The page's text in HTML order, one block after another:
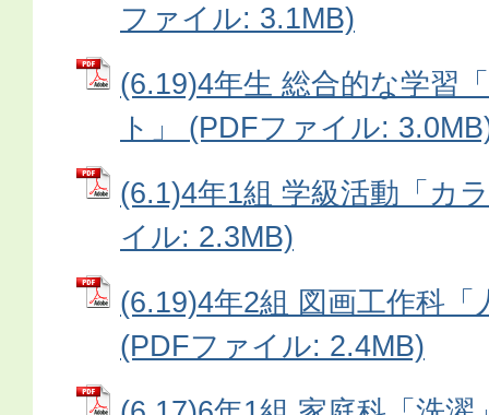
ファイル: 3.1MB)
(6.19)4年生 総合的な学習
ト」 (PDFファイル:
(6.1)4年1組 学級活動「カ
イル: 2.3MB)
(6.19)4年2組 図画工作科「
(PDFファイル: 2.4MB)